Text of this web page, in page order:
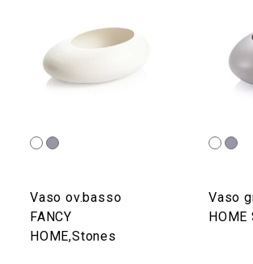
Vaso ov.basso
FANCY
HOME,Stones
Vaso
HOME